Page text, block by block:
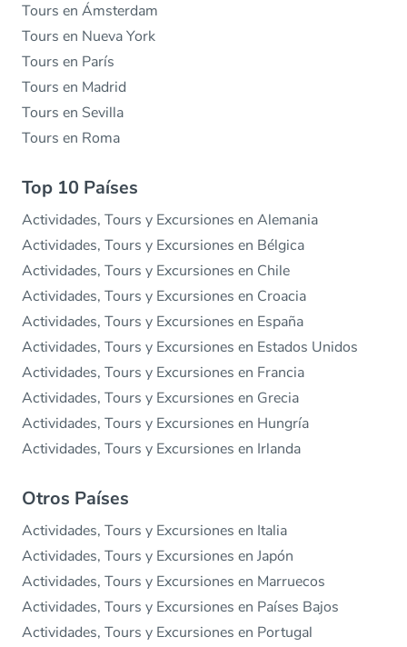
Tours en Ámsterdam
Tours en Nueva York
Tours en París
Tours en Madrid
Tours en Sevilla
Tours en Roma
Top 10 Países
Actividades, Tours y Excursiones en Alemania
Actividades, Tours y Excursiones en Bélgica
Actividades, Tours y Excursiones en Chile
Actividades, Tours y Excursiones en Croacia
Actividades, Tours y Excursiones en España
Actividades, Tours y Excursiones en Estados Unidos
Actividades, Tours y Excursiones en Francia
Actividades, Tours y Excursiones en Grecia
Actividades, Tours y Excursiones en Hungría
Actividades, Tours y Excursiones en Irlanda
Otros Países
Actividades, Tours y Excursiones en Italia
Actividades, Tours y Excursiones en Japón
Actividades, Tours y Excursiones en Marruecos
Actividades, Tours y Excursiones en Países Bajos
Actividades, Tours y Excursiones en Portugal